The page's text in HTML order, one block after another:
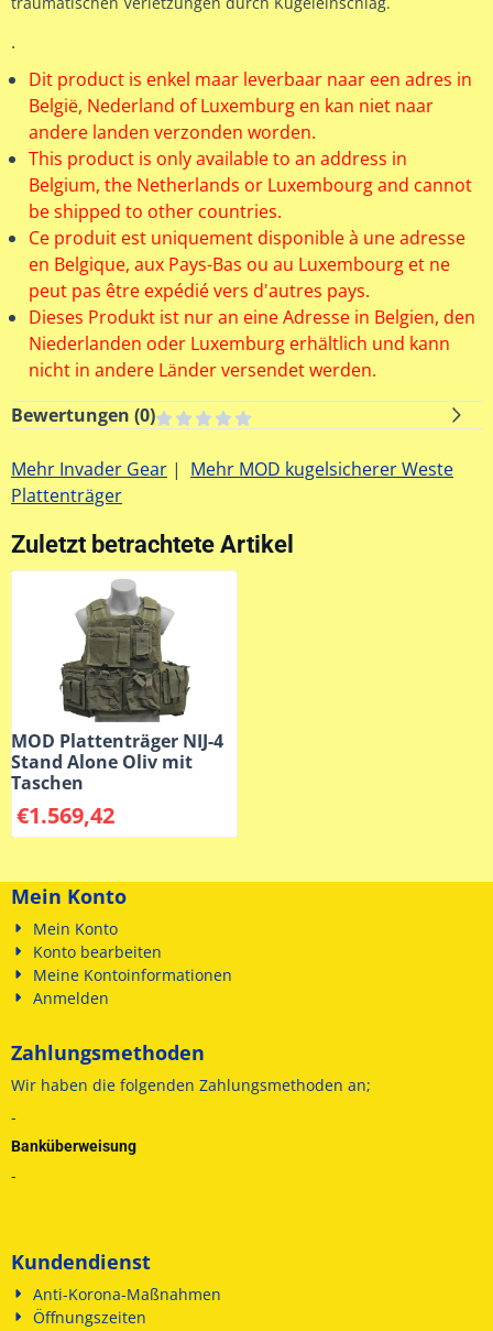
.
Dit product is enkel maar leverbaar naar een adres in
België, Nederland of Luxemburg en kan niet naar
andere landen verzonden worden.
This product is only available to an address in
Belgium, the Netherlands or Luxembourg and cannot
be shipped to other countries.
Ce produit est uniquement disponible à une adresse
en Belgique, aux Pays-Bas ou au Luxembourg et ne
peut pas être expédié vers d'autres pays.
Dieses Produkt ist nur an eine Adresse in Belgien, den
Niederlanden oder Luxemburg erhältlich und kann
nicht in andere Länder versendet werden.
Bewertungen (0)
Mehr Invader Gear | Mehr MOD kugelsicherer Weste
Plattenträger
Zuletzt betrachtete Artikel
MOD Plattenträger NIJ-4
Stand Alone Oliv mit
Taschen
€1.569,42
Mein Konto
Mein Konto
Konto bearbeiten
Meine Kontoinformationen
Anmelden
Zahlungsmethoden
Wir haben die folgenden Zahlungsmethoden an;
-
Banküberweisung
-
Kundendienst
Anti-Korona-Maßnahmen
Öffnungszeiten